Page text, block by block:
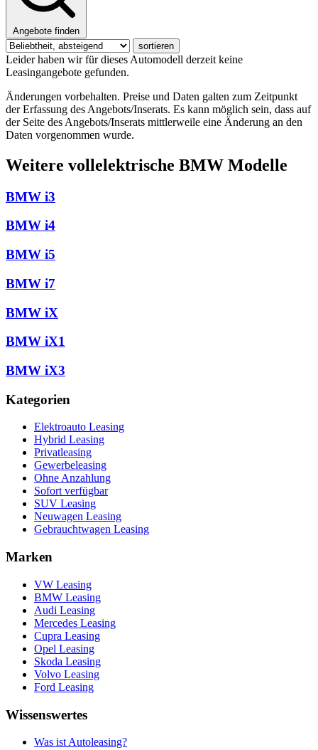
Angebote finden
sortieren
Leider haben wir für dieses Automodell derzeit keine
Leasingangebote gefunden.
Änderungen vorbehalten. Preise und Daten galten zum Zeitpunkt
der Erfassung des Angebots/Inserats. Es kann möglich sein, dass auf
der Seite des Angebots/Inserats mittlerweile eine Änderung an den
Daten vorgenommen wurde.
Weitere vollelektrische BMW Modelle
BMW i3
BMW i4
BMW i5
BMW i7
BMW iX
BMW iX1
BMW iX3
Kategorien
Elektroauto Leasing
Hybrid Leasing
Privatleasing
Gewerbeleasing
Ohne Anzahlung
Sofort verfügbar
SUV Leasing
Neuwagen Leasing
Gebrauchtwagen Leasing
Marken
VW Leasing
BMW Leasing
Audi Leasing
Mercedes Leasing
Cupra Leasing
Opel Leasing
Skoda Leasing
Volvo Leasing
Ford Leasing
Wissenswertes
Was ist Autoleasing?